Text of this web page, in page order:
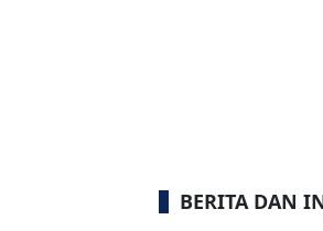
BERITA DAN